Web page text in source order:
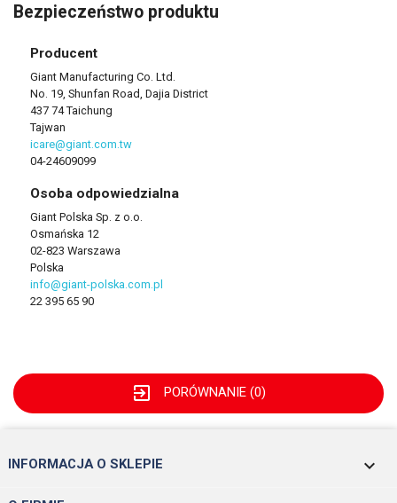
Bezpieczeństwo produktu
Producent
Giant Manufacturing Co. Ltd.
No. 19, Shunfan Road, Dajia District
437 74 Taichung
Tajwan
icare@giant.com.tw
04-24609099
Osoba odpowiedzialna
Giant Polska Sp. z o.o.
Osmańska 12
02-823 Warszawa
Polska
info@giant-polska.com.pl
22 395 65 90
exit_to_app PORÓWNANIE (0)
INFORMACJA O SKLEPIE keyboard_arrow_down